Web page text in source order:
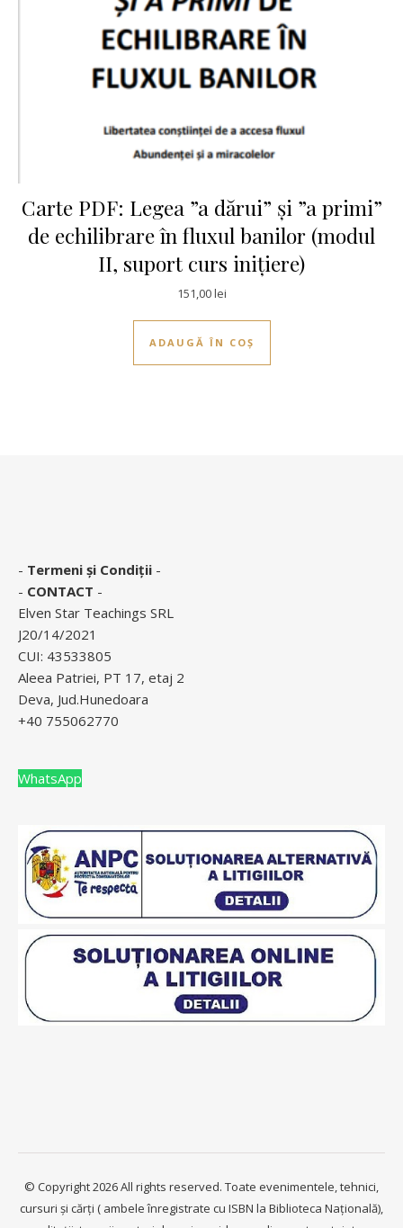
Carte PDF: Legea ”a dărui” și ”a primi”
de echilibrare în fluxul banilor (modul
II, suport curs inițiere)
151,00lei
ADAUGĂ ÎN COȘ
- Termeni și Condiții -
- CONTACT -
Elven Star Teachings SRL
J20/14/2021
CUI: 43533805
Aleea Patriei, PT 17, etaj 2
Deva, Jud.Hunedoara
+40 755062770
WhatsApp
© Copyright 2026 All rights reserved. Toate evenimentele, tehnici,
cursuri și cărți ( ambele înregistrate cu ISBN la Biblioteca Națională),